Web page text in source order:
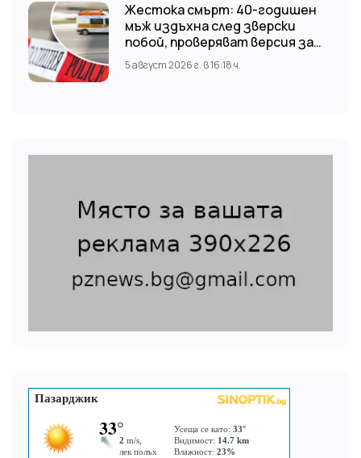
Жестока смърт: 40-годишен
мъж издъхна след зверски
побой, проверяват версия за
нападение от тийнейджъри
5 август 2026 г. в 16:18 ч.